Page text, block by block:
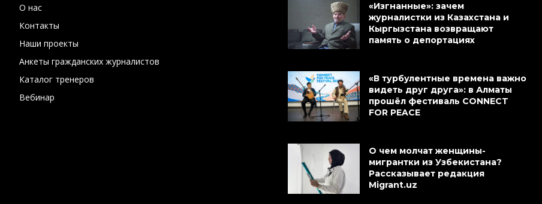
О нас
Контакты
Наши проекты
Анкеты гражданских журналистов
Каталог тренеров
Вебинар
«Изгнанные»: зачем
журналистки из Казахстана и
Кыргызстана возвращают
память о депортациях
«В турбулентные времена важно
видеть друг друга»: в Алматы
прошёл фестиваль CONNECT
FOR PEACE
О чем молчат женщины-
мигрантки из Узбекистана?
Рассказывает редакция
Migrant.uz